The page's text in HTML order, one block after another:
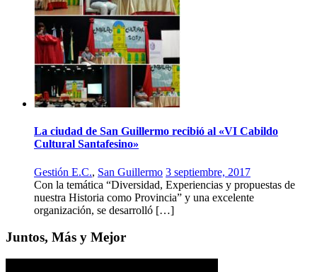
La ciudad de San Guillermo recibió al «VI Cabildo
Cultural Santafesino»
Gestión E.C., San Guillermo 3 septiembre, 2017
Con la temática “Diversidad, Experiencias y propuestas de
nuestra Historia como Provincia” y una excelente
organización, se desarrolló […]
Juntos, Más y Mejor